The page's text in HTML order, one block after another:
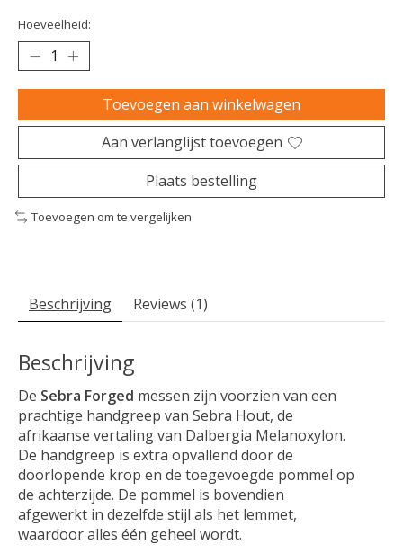
Hoeveelheid:
Toevoegen aan winkelwagen
Aan verlanglijst toevoegen
Plaats bestelling
Toevoegen om te vergelijken
Beschrijving Reviews (1)
Beschrijving
De Sebra Forged messen zijn voorzien van een
prachtige handgreep van Sebra Hout, de
afrikaanse vertaling van Dalbergia Melanoxylon.
De handgreep is extra opvallend door de
doorlopende krop en de toegevoegde pommel op
de achterzijde. De pommel is bovendien
afgewerkt in dezelfde stijl als het lemmet,
waardoor alles één geheel wordt.